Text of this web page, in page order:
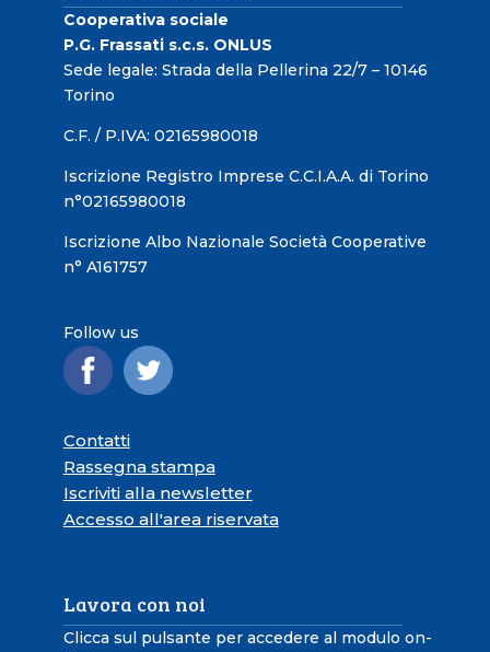
Cooperativa sociale
P.G. Frassati s.c.s. ONLUS
Sede legale: Strada della Pellerina 22/7 – 10146
Torino
C.F. / P.IVA: 02165980018
Iscrizione Registro Imprese C.C.I.A.A. di Torino
n°02165980018
Iscrizione Albo Nazionale Società Cooperative
n° A161757
Follow us
Contatti
Rassegna stampa
Iscriviti alla newsletter
Accesso all'area riservata
Lavora con noi
Clicca sul pulsante per accedere al modulo on-